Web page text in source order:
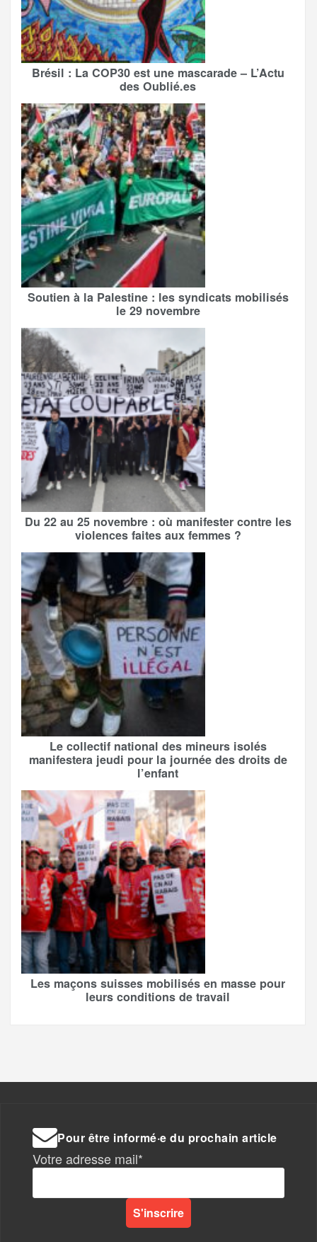
Brésil : La COP30 est une mascarade – L’Actu
des Oublié.es
Soutien à la Palestine : les syndicats mobilisés
le 29 novembre
Du 22 au 25 novembre : où manifester contre les
violences faites aux femmes ?
Le collectif national des mineurs isolés
manifestera jeudi pour la journée des droits de
l’enfant
Les maçons suisses mobilisés en masse pour
leurs conditions de travail
Pour être informé·e du prochain article
Votre adresse mail*